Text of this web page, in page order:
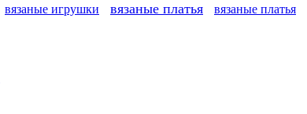
вязаные игрушки вязаные платья
вязаные платья